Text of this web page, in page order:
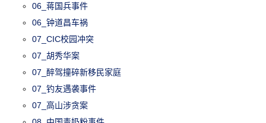
06_蒋国兵事件
06_钟道昌车祸
07_CIC校园冲突
07_胡秀华案
07_醉驾撞碎新移民家庭
07_钓友遇袭事件
07_高山涉贪案